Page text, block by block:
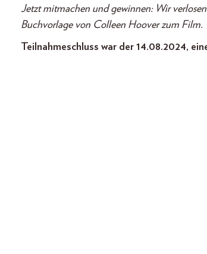
Jetzt mitmachen und gewinnen: Wir
Buchvorlage von Colleen Hoover zum Film.
Teilnahmeschluss war der 14.08.2024,